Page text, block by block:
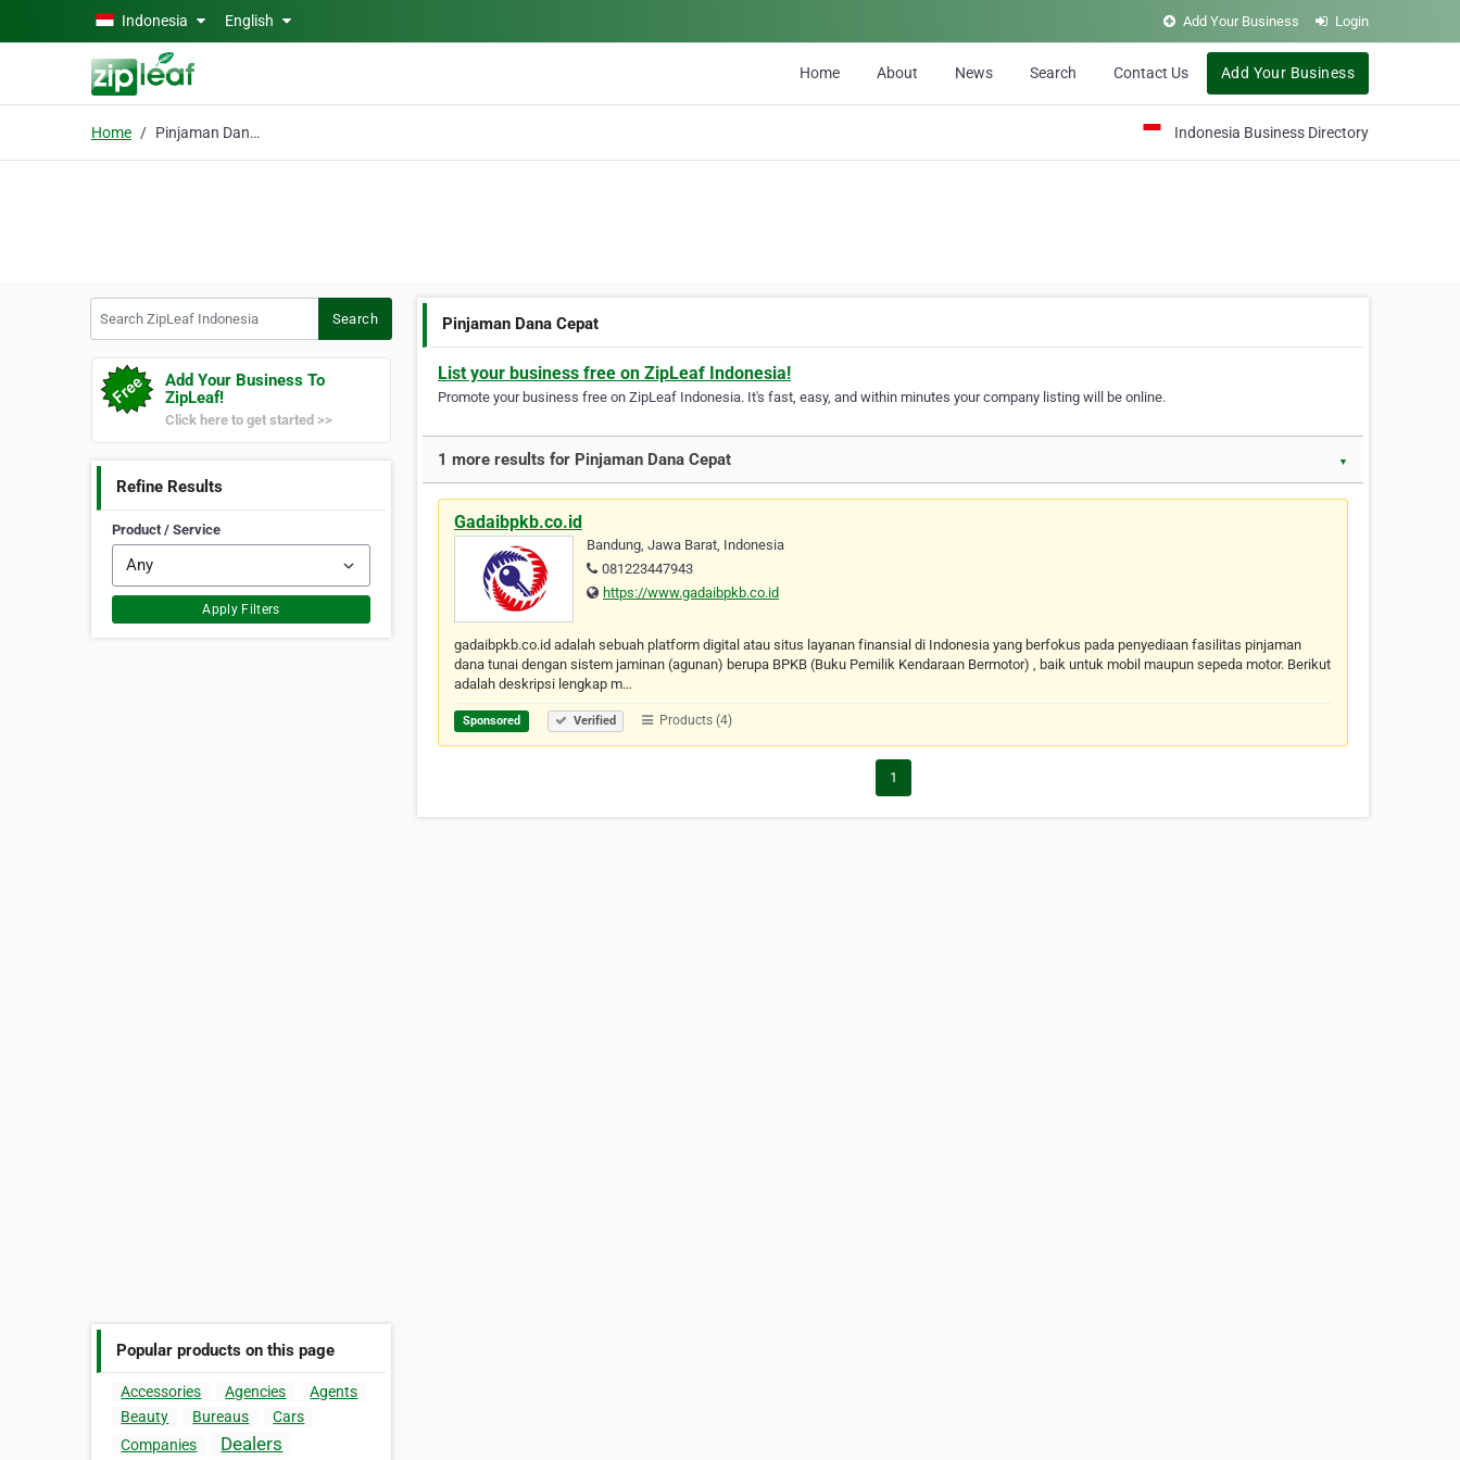
Skip to main contentIndonesia English Add Your Business Login
Home About News Search Contact Us Add Your Business
Home Pinjaman Dana Cepat Indonesia Business Directory
Search
Add Your Business To
ZipLeaf!
Click here to get started >>
Refine Results
Product / Service
Apply Filters
Popular products on this page
Accessories Agencies
Agents
Beauty
Bureaus
Cars
Companies
Dealers
Pinjaman Dana Cepat
List your business free on ZipLeaf Indonesia!
Promote your business free on ZipLeaf Indonesia. It's fast, easy, and within minutes your company listing will be online.
1 more results for Pinjaman Dana Cepat ▼
Gadaibpkb.co.id
Bandung, Jawa Barat, Indonesia
081223447943
https://www.gadaibpkb.co.id
gadaibpkb.co.id adalah sebuah platform digital atau situs layanan finansial di Indonesia yang berfokus pada penyediaan fasilitas pinjaman
dana tunai dengan sistem jaminan (agunan) berupa BPKB (Buku Pemilik Kendaraan Bermotor) , baik untuk mobil maupun sepeda motor. Berikut
adalah deskripsi lengkap m…
Sponsored Verified Products (4)
1